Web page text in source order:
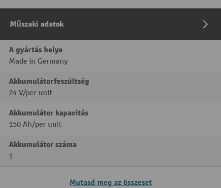
Műszaki adatok
A gyártás helye
Made in Germany
Akkumulátorfeszültség
24 V/per unit
Akkumulátor kapacitás
150 Ah/per unit
Akkumulátor száma
1
Mutasd meg az összeset